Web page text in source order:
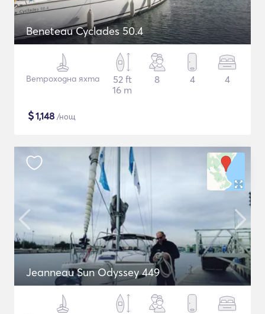
Beneteau Cyclades 50.4
Ветроходна яхта
52 ft
16 m
8 4 4
$1,148 /нощ
Jeanneau Sun Odyssey 449